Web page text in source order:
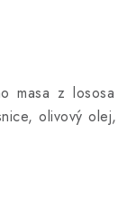
masa z
olivový